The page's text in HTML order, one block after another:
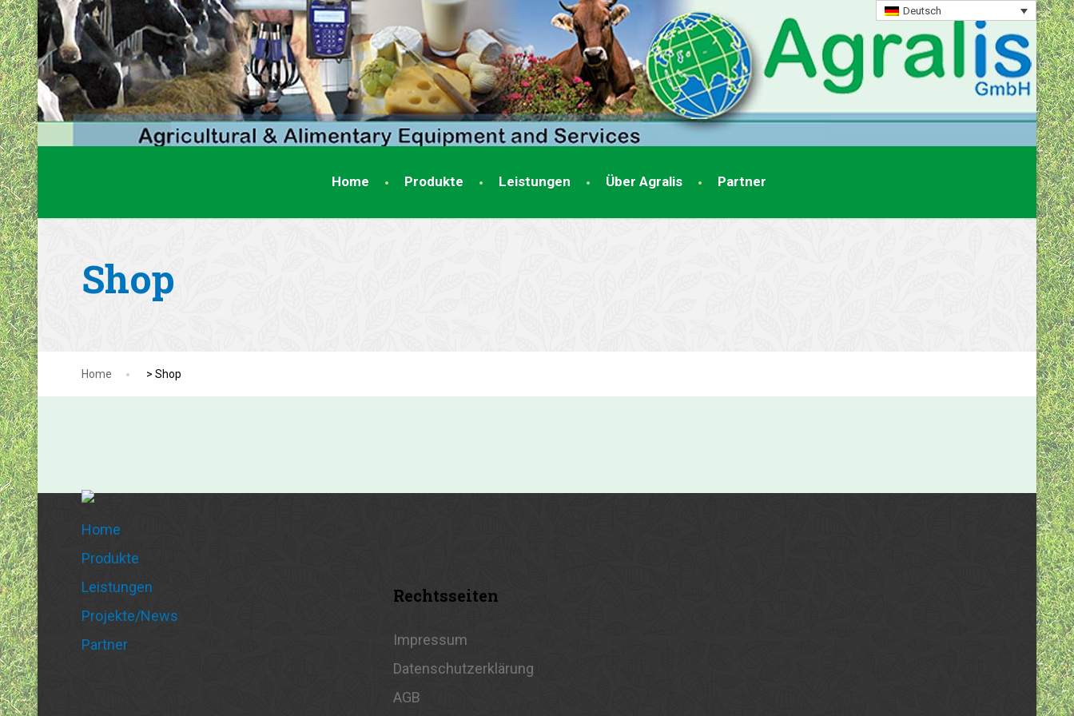
Deutsch
Home Produkte Leistungen Über Agralis Partner
Shop
Home > Shop
Home
Produkte
Leistungen
Projekte/News
Partner
Rechtsseiten
Impressum
Datenschutzerklärung
AGB